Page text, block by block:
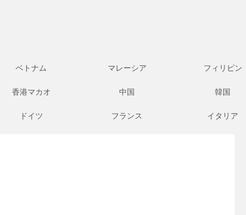
ベトナム マレーシア フィリピン
香港マカオ 中国 韓国
ドイツ フランス イタリア